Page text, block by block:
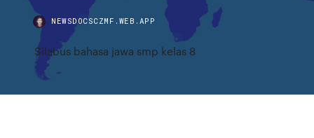
NEWSDOCSCZMF.WEB.APP
Silabus bahasa jawa smp kelas 8